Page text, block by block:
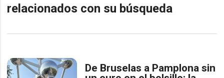
relacionados con su búsqueda
De Bruselas a Pamplona sin